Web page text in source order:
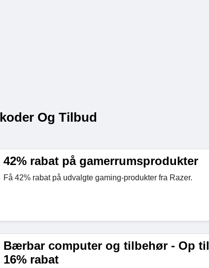
Og Tilbud
42% rabat på gamerrumsprodukter
Få 42% rabat på udvalgte gaming-produkter fra Razer.
Bærbar computer og tilbehør - Op til
16% rabat